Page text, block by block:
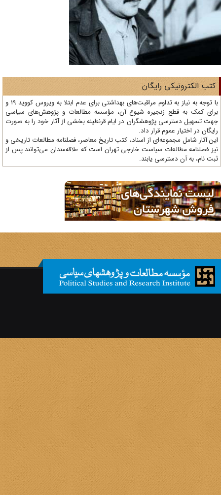
الکترونیکی رایگان
با توجه به نیاز به تداوم مراقبت‌های بهداشتی برای عدم ابتلا به ویروس کووید 19 و
کمک به قطع زنجیره شیوع آن، مؤسسه مطالعات و پژوهش‌های سیاسی
تسهیل دسترسی پژوهشگران در ایام قرنطینه بخشی از آثار خود را به صورت
در اختیار عموم قرار داد.
آثار شامل مجموعه‌ای از اسناد، کتب تاریخ معاصر، فصلنامه‌ مطالعات تاریخی و
فصلنامه مطالعات سیاست خارجی تهران است که علاقه‌مندان می‌توانند پس از
نام، به آن دسترسی یابند.